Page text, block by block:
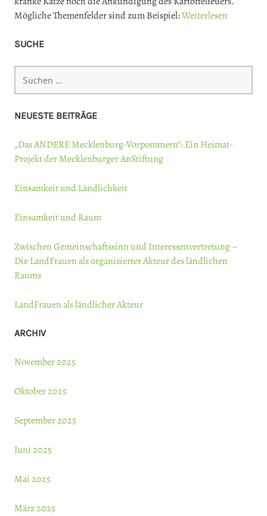
Mögliche Themenfelder sind zum Beispiel:Weiterlesen
SUCHE
nach:
NEUESTE BEITRÄGE
„Das ANDERE Mecklenburg-Vorpommern“: Ein Heimat-
Projekt der Mecklenburger AnStiftung
Einsamkeit und Ländlichkeit
Einsamkeit und Raum
Zwischen Gemeinschaftssinn und Interessenvertretung –
Die LandFrauen als organisierter Akteur des ländlichen
Raums
LandFrauen als ländlicher Akteur
ARCHIV
November 2025
Oktober 2025
September 2025
Juni 2025
Mai 2025
März 2025